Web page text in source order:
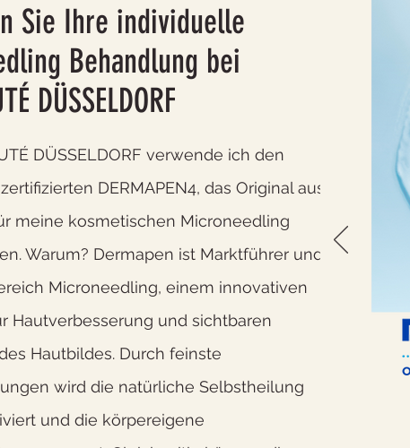
Sie Ihre individuelle
Behandlung bei
DÜSSELDORF
DÜSSELDORF verwende ich den
DERMAPEN4, das Original aus
meine kosmetischen Microneedling
Warum? Dermapen ist Marktführer und
Microneedling, einem innovativen
Hautverbesserung und sichtbaren
Hautbildes. Durch feinste
wird die natürliche Selbstheilung
und die körpereigene